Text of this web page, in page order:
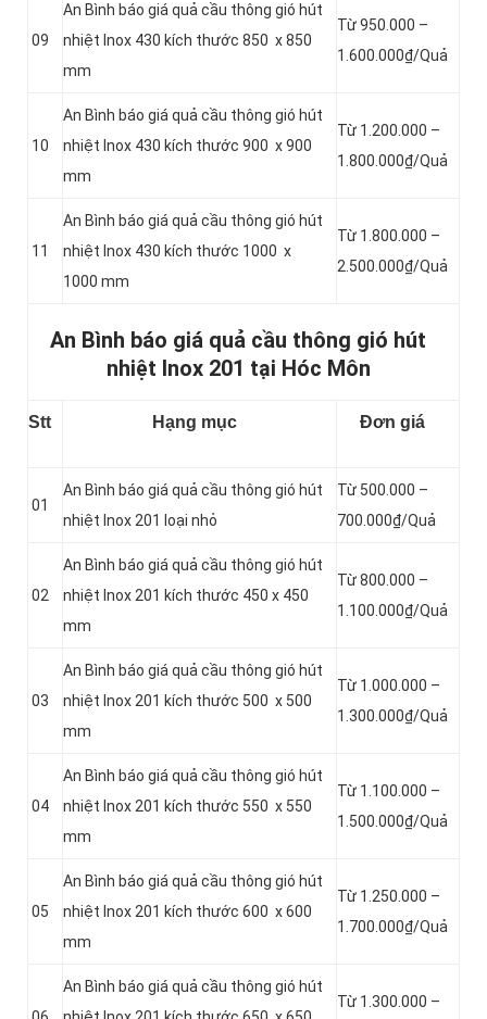
09
An Bình báo giá quả cầu thông gió hút
nhiệt Inox 430 kích thước 850 x 850
mm
Từ 950.000 –
1.600.000₫/Quả
10
An Bình báo giá quả cầu thông gió hút
nhiệt Inox 430 kích thước 900 x 900
mm
Từ 1.200.000 –
1.800.000₫/Quả
11
An Bình báo giá quả cầu thông gió hút
nhiệt Inox 430 kích thước 1000 x
1000 mm
Từ 1.800.000 –
2.500.000₫/Quả
An Bình báo giá quả cầu thông gió hút
nhiệt Inox 201 tại Hóc Môn
Stt Hạng mục Đơn giá
01
An Bình báo giá quả cầu thông gió hút
nhiệt Inox 201 loại nhỏ
Từ 500.000 –
700.000₫/Quả
02
An Bình báo giá quả cầu thông gió hút
nhiệt Inox 201 kích thước 450 x 450
mm
Từ 800.000 –
1.100.000₫/Quả
03
An Bình báo giá quả cầu thông gió hút
nhiệt Inox 201 kích thước 500 x 500
mm
Từ 1.000.000 –
1.300.000₫/Quả
04
An Bình báo giá quả cầu thông gió hút
nhiệt Inox 201 kích thước 550 x 550
mm
Từ 1.100.000 –
1.500.000₫/Quả
05
An Bình báo giá quả cầu thông gió hút
nhiệt Inox 201 kích thước 600 x 600
mm
Từ 1.250.000 –
1.700.000₫/Quả
An Bình báo giá quả cầu thông gió hút
Từ 1.300.000 –